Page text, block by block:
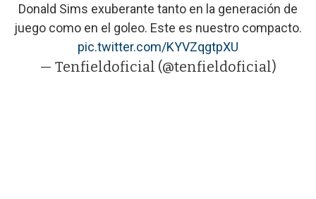
Donald Sims exuberante tanto en la generación de
juego como en el goleo. Este es nuestro compacto.
pic.twitter.com/KYVZqgtpXU
— Tenfieldoficial (@tenfieldoficial)